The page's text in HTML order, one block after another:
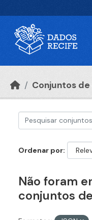
Conjuntos
Ordenar por
Não foram
conjuntos